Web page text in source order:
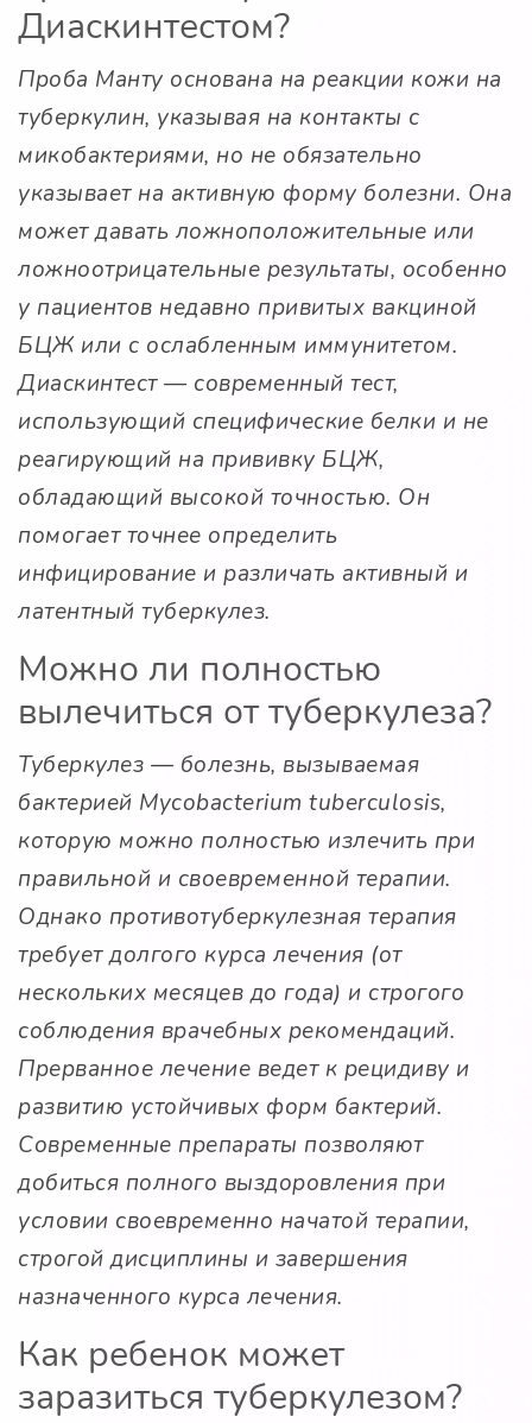
Диаскинтестом?
Проба Манту основана на реакции кожи на
туберкулин, указывая на контакты с
микобактериями, но не обязательно
указывает на активную форму болезни. Она
может давать ложноположительные или
ложноотрицательные результаты, особенно
у пациентов недавно привитых вакциной
БЦЖ или с ослабленным иммунитетом.
Диаскинтест — современный тест,
использующий специфические белки и не
реагирующий на прививку БЦЖ,
обладающий высокой точностью. Он
помогает точнее определить
инфицирование и различать активный и
латентный туберкулез.
Можно ли полностью
вылечиться от туберкулеза?
Туберкулез — болезнь, вызываемая
бактерией Mycobacterium tuberculosis,
которую можно полностью излечить при
правильной и своевременной терапии.
Однако противотуберкулезная терапия
требует долгого курса лечения (от
нескольких месяцев до года) и строгого
соблюдения врачебных рекомендаций.
Прерванное лечение ведет к рецидиву и
развитию устойчивых форм бактерий.
Современные препараты позволяют
добиться полного выздоровления при
условии своевременно начатой терапии,
строгой дисциплины и завершения
назначенного курса лечения.
Как ребенок может
заразиться туберкулезом?